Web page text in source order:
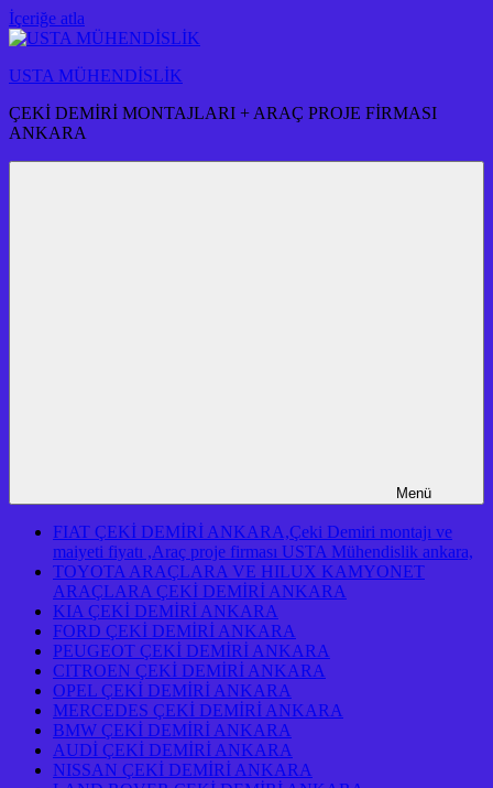
İçeriğe atla
USTA MÜHENDİSLİK
ÇEKİ DEMİRİ MONTAJLARI + ARAÇ PROJE FİRMASI
ANKARA
Menü
FIAT ÇEKİ DEMİRİ ANKARA,Çeki Demiri montajı ve
maiyeti fiyatı ,Araç proje firması USTA Mühendislik ankara,
TOYOTA ARAÇLARA VE HILUX KAMYONET
ARAÇLARA ÇEKİ DEMİRİ ANKARA
KIA ÇEKİ DEMİRİ ANKARA
FORD ÇEKİ DEMİRİ ANKARA
PEUGEOT ÇEKİ DEMİRİ ANKARA
CITROEN ÇEKİ DEMİRİ ANKARA
OPEL ÇEKİ DEMİRİ ANKARA
MERCEDES ÇEKİ DEMİRİ ANKARA
BMW ÇEKİ DEMİRİ ANKARA
AUDİ ÇEKİ DEMİRİ ANKARA
NISSAN ÇEKİ DEMİRİ ANKARA